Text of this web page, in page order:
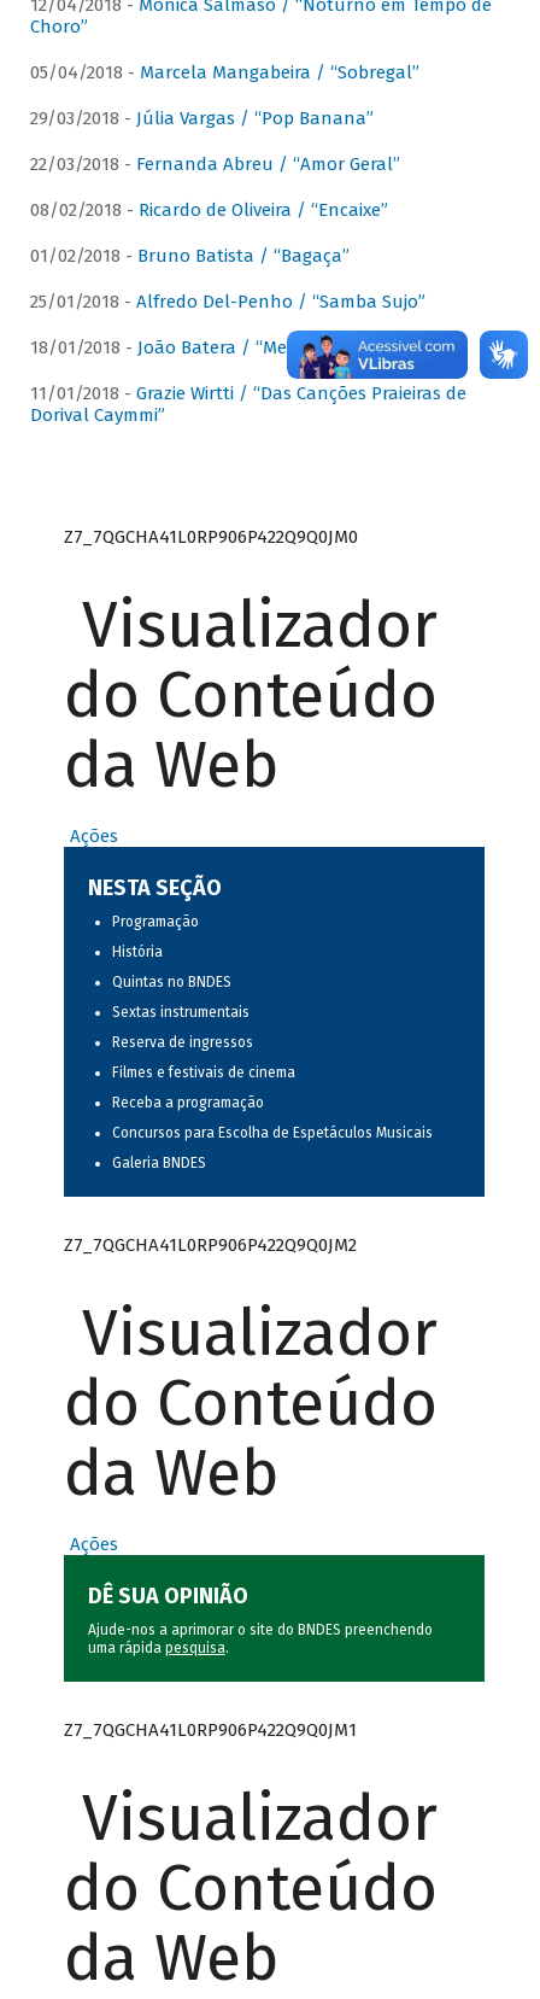
12/04/2018 - Mônica Salmaso / “Noturno em Tempo de
Choro”
05/04/2018 - Marcela Mangabeira / “Sobregal”
29/03/2018 - Júlia Vargas / “Pop Banana”
22/03/2018 - Fernanda Abreu / “Amor Geral”
08/02/2018 - Ricardo de Oliveira / “Encaixe”
01/02/2018 - Bruno Batista / “Bagaça”
25/01/2018 - Alfredo Del-Penho / “Samba Sujo”
18/01/2018 - João Batera / “Meu Pandeiro”
11/01/2018 - Grazie Wirtti / “Das Canções Praieiras de
Dorival Caymmi”
Z7_7QGCHA41L0RP906P422Q9Q0JM0
Visualizador
do Conteúdo
da Web
Ações
NESTA SEÇÃO
Programação
História
Quintas no BNDES
Sextas instrumentais
Reserva de ingressos
Filmes e festivais de cinema
Receba a programação
Concursos para Escolha de Espetáculos Musicais
Galeria BNDES
Z7_7QGCHA41L0RP906P422Q9Q0JM2
Visualizador
do Conteúdo
da Web
Ações
DÊ SUA OPINIÃO
Ajude-nos a aprimorar o site do BNDES preenchendo
uma rápida pesquisa.
Z7_7QGCHA41L0RP906P422Q9Q0JM1
Visualizador
do Conteúdo
da Web